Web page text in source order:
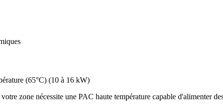
(65°C) (10 à 16 kW)
zone nécessite une PAC haute température capable d'alimenter